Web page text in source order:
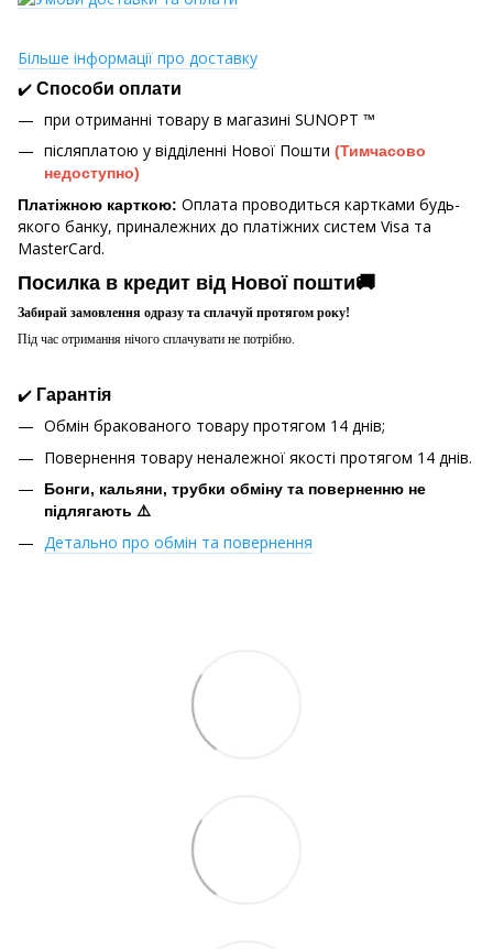
Більше інформації про доставку
✔️ Способи оплати
при отриманні товару в магазині SUNOPT ™
післяплатою у відділенні Нової Пошти (Тимчасово
недоступно)
Платіжною карткою: Оплата проводиться картками будь-
якого банку, приналежних до платіжних систем Visa та
MasterCard.
Посилка в кредит від Нової пошти🚚
Забирай замовлення одразу та сплачуй протягом року!
Під час отримання нічого сплачувати не потрібно.
✔️ Гарантія
Обмін бракованого товару протягом 14 днів;
Повернення товару неналежної якості протягом 14 днів.
Бонги, кальяни, трубки обміну та поверненню не
підлягають ⚠️
Детально про обмін та повернення